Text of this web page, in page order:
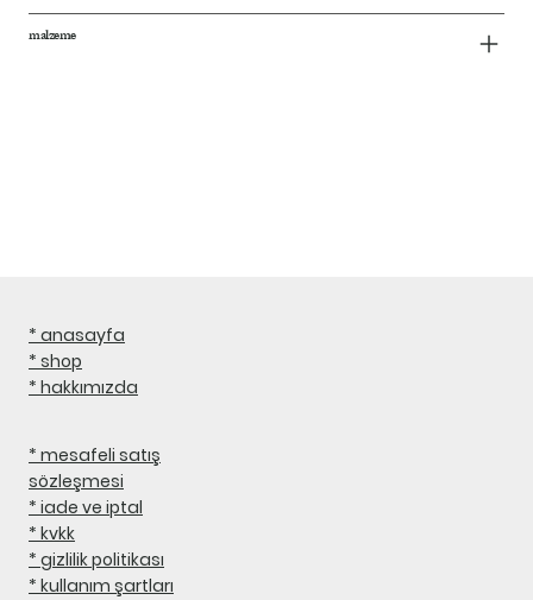
malzeme
* anasayfa
* shop
* hakkımızda
* mesafeli satış
sözleşmesi
* iade ve iptal
* kvkk
* gizlilik politikası
* kullanım şartları